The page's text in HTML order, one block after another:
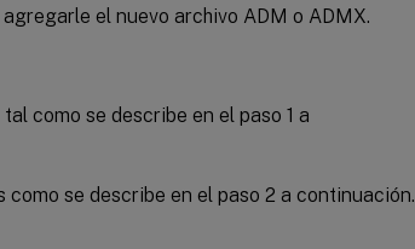
el nuevo archivo ADM o ADMX.
como se describe en el paso 1 a
se describe en el paso 2 a continuación.